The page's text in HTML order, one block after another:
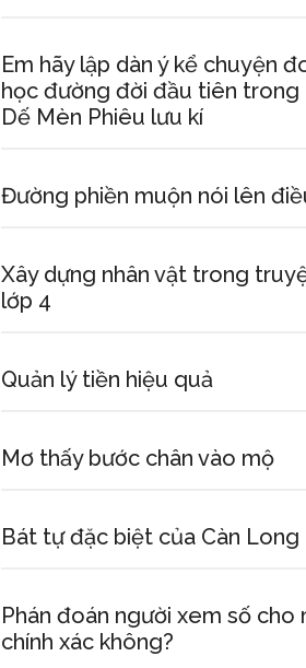
Em hãy lập dàn ý kể chuyện
học đường đời đầu tiên trong
Dế Mèn Phiêu lưu kí
Đường phiền muộn nói lên
Xây dựng nhân vật trong
lớp 4
Quản lý tiền hiệu quả
Mơ thấy bước chân vào mộ
Bát tự đặc biệt của Càn Long
Phán đoán người xem số cho
chính xác không?